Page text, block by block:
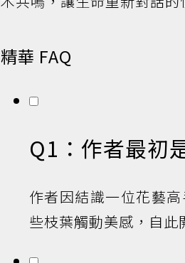
精華 FAQ
Q1：作者最初
作者因結識一位花藝
些枝葉觸動美感，自此